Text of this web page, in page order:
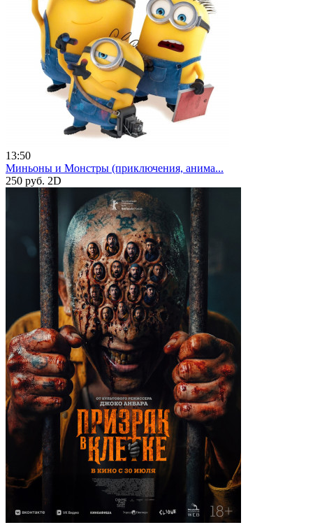
13:50
Миньоны и Монстры (приключения, анима...
250 руб. 2D